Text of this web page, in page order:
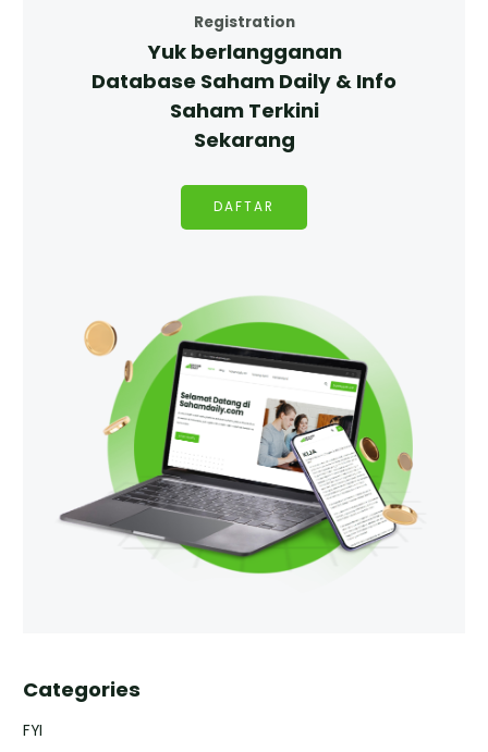
Registration
Yuk berlangganan
Database Saham Daily & Info
Saham Terkini
Sekarang
DAFTAR
Categories
FYI